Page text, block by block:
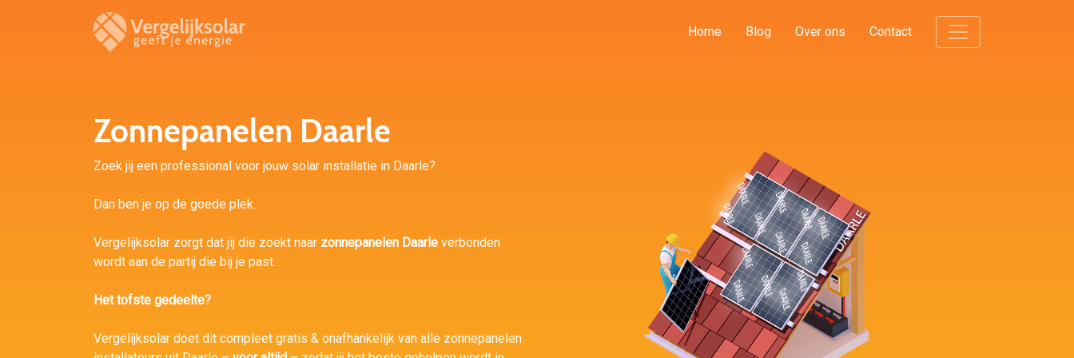
Home Blog Over ons Contact
Zonnepanelen Daarle
Zoek jij een professional voor jouw solar installatie in Daarle?
Dan ben je op de goede plek.
Vergelijksolar zorgt dat jij die zoekt naar zonnepanelen Daarle verbonden
wordt aan de partij die bij je past.
Het tofste gedeelte?
Vergelijksolar doet dit compleet gratis & onafhankelijk van alle zonnepanelen